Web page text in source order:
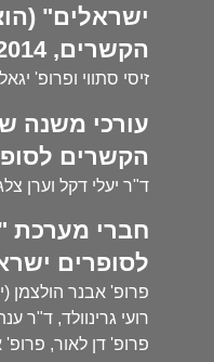
ישראלים"
הקשרים, 2014):
זיסי סתווי ופרופ'
עורכי משנה
הקשרים
ד"ר יעלי דקל וערן
חברי מערכת
לסופרים
פרופ' אבנר הולצמן
רועי גרינוולד, ד"ר
פרופ' דן לאור,